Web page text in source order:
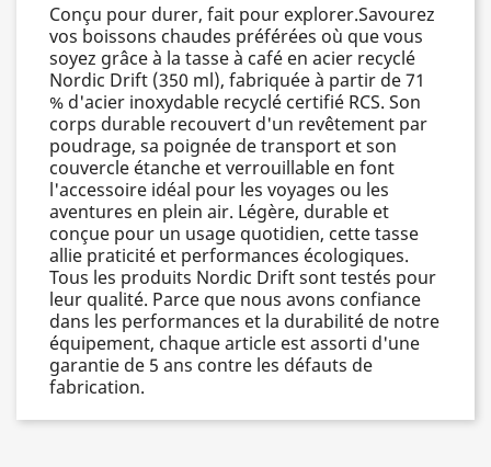
Conçu pour durer, fait pour explorer.Savourez
vos boissons chaudes préférées où que vous
soyez grâce à la tasse à café en acier recyclé
Nordic Drift (350 ml), fabriquée à partir de 71
% d'acier inoxydable recyclé certifié RCS. Son
corps durable recouvert d'un revêtement par
poudrage, sa poignée de transport et son
couvercle étanche et verrouillable en font
l'accessoire idéal pour les voyages ou les
aventures en plein air. Légère, durable et
conçue pour un usage quotidien, cette tasse
allie praticité et performances écologiques.
Tous les produits Nordic Drift sont testés pour
leur qualité. Parce que nous avons confiance
dans les performances et la durabilité de notre
équipement, chaque article est assorti d'une
garantie de 5 ans contre les défauts de
fabrication.